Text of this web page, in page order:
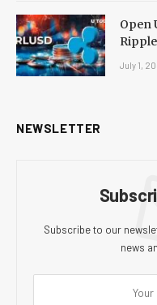
Open
July 1,
NEWSLETTER
Subscribe to our
news